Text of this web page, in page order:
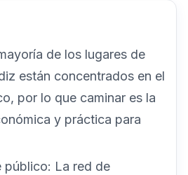
de los lugares de
están concentrados en el
por lo que caminar es la
y práctica para
público: La red de